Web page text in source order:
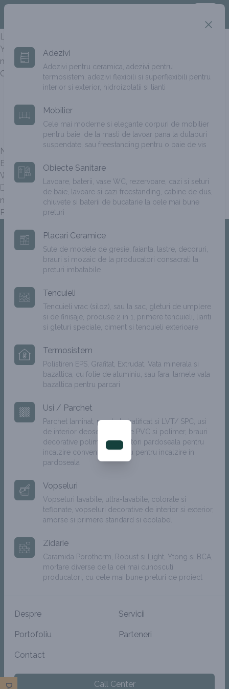
Open
Adezivi
Adezivi pentru ceramica, adezivi pentru
termosistem, adezivi flexibili si superflexibili pentru
interior si exterior, hidroizolatii si lianti
Mobilier
Cele mai moderne si elegante corpuri de mobilier
pentru baie, de la masti de lavoar pana la dulapuri
suspendate, sau freestanding pentru o baie de vis
Obiecte Sanitare
Lavoare, baterii, vase WC, rezervoare, cazi si seturi
de baie, lavoare si cazi freestanding, cabine de dus,
chiuvete si baterii de bucatarie la cele mai bune
preturi
Placari Ceramice
Sute de modele de gresie, faianta, lastre, decoruri,
brauri si mozaic de la producatori consacrati la
preturi imbatabile
Tencuieli
Tencuieli vrac (siloz), sau la sac, gleturi de umplere
si de finisaje, produse 2 in 1, primere tencuieli, lianti
si gleturi speciale, ciment si tencuieli exterioare
Termosistem
Polistiren EPS, Grafitat, Extrudat, Vata minerala si
bazaltica, cu folie de aluminiu, sau fara, lamele vata
bazaltica pentru parcari
Usi / Parchet
Parchet laminat, parchet stratificat si LVT/ SPC, usi
de interior deosebite, plinte PVC si polimer, brauri
decorative polimer si izolatori pardoseala pentru
incalzire conventionala, sau pentru incalzire in
pardoseala
Vopseluri
Vopseluri lavabile, ultra-lavabile, colorate si
teflonate, vopseluri decorative de interior si exterior,
amorse si primere standard si ecolabel
Zidarie
Caramida Porotherm, Robust si Light, Ytong si BCA,
mortare diverse de la cei mai cunoscuti
producatori, cu cele mai bune preturi de proiect
Despre Servicii
Portofoliu Parteneri
Contact
Call Center
MADISON OXIDO 25X75
Leave a Reply
Your email address will not be published.
marked
Comment
Name
Email*
Website
Save my name, email, and website in this browser for the
next time I comment.
Materiale
Mobilier
Obiecte sanitare
Placari ceramice
Tencuieli
Termosistem
Vopseluri
Utile
Portofoliu
Parteneri
Politica de confidentialitate
Termeni si conditii
Formular de Retur
Social
Instagram
Instagram
LinkedIn
LinkedIn
TikTok
TikTok
Copyright 2026 © OxyGo Romania
Imaginile produselor sunt afisate in magazinul online cu titlu de
prezentare. Produsele efectiv comandate pot diferi sub aspectul unor